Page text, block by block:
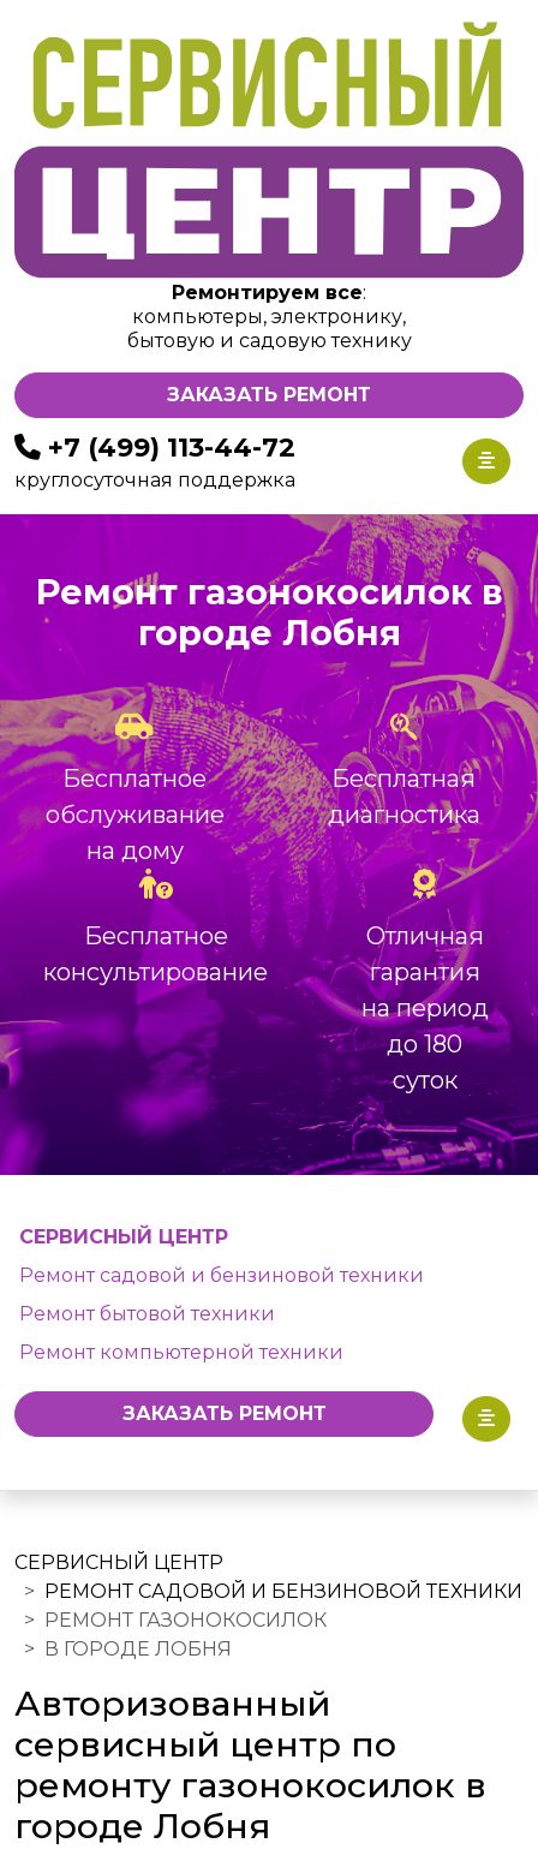
Ремонтируем все:
компьютеры, электронику,
бытовую и садовую технику
ЗАКАЗАТЬ РЕМОНТ
+7 (499) 113-44-72
круглосуточная поддержка
Ремонт газонокосилок в
городе Лобня
Бесплатное
обслуживание
на дому
Бесплатная
диагностика
Бесплатное
консультирование
Отличная
гарантия
на период
до 180
суток
СЕРВИСНЫЙ ЦЕНТР
Ремонт садовой и бензиновой техники
Ремонт бытовой техники
Ремонт компьютерной техники
ЗАКАЗАТЬ РЕМОНТ
СЕРВИСНЫЙ ЦЕНТР
РЕМОНТ САДОВОЙ И БЕНЗИНОВОЙ ТЕХНИКИ
РЕМОНТ ГАЗОНОКОСИЛОК
В ГОРОДЕ ЛОБНЯ
Авторизованный
сервисный центр по
ремонту газонокосилок в
городе Лобня